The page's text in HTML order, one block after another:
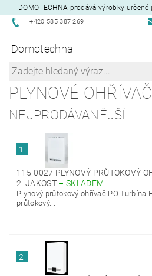
DOMOTECHNA prodává výrobky určené
+420 585 387 269
Domotechna
PLYNOVÉ
NEJPRODÁVANĚJŠÍ
1.
115-0027 PLYNOVÝ PRŮTOKOVÝ
2. JAKOST – SKLADEM
Plynový průtokový ohřívač PO Turbína
průtokový...
2.